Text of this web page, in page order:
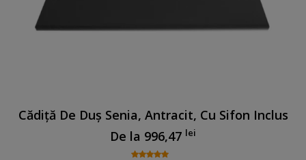
Cădiță De Duș Senia, Antracit, Cu Sifon Inclus
De la 996,47 lei